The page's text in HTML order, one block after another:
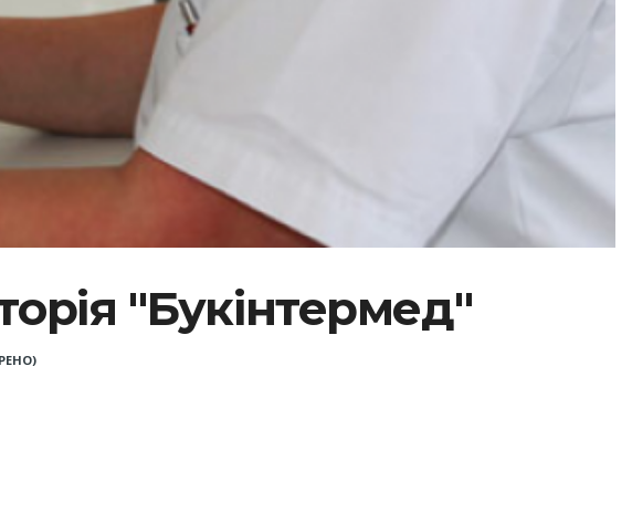
"Букінтермед"